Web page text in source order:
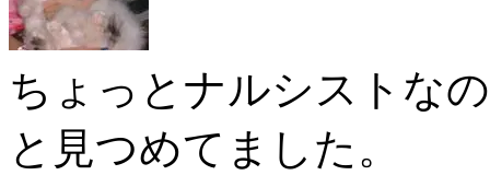
ちょっとナルシストな
と見つめてました。